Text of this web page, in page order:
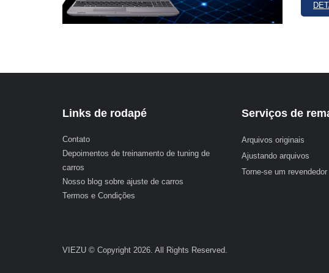
Links de rodapé
Contato
Depoimentos de treinamento de tuning de
carros
Nosso blog sobre ajuste de carros
Termos e Condições
Serviços de
Arquivos originais
Ajustando arquivos
Torne-se um revendedor
VIEZU © Copyright 2026. All Rights Reserved.